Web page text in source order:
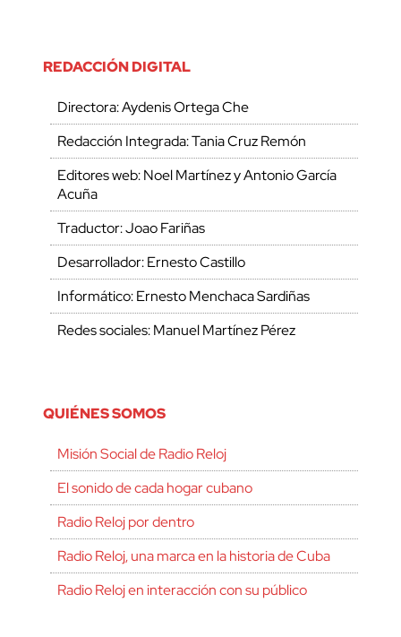
REDACCIÓN DIGITAL
Directora: Aydenis Ortega Che
Redacción Integrada: Tania Cruz Remón
Editores web: Noel Martínez y Antonio García
Acuña
Traductor: Joao Fariñas
Desarrollador: Ernesto Castillo
Informático: Ernesto Menchaca Sardiñas
Redes sociales: Manuel Martínez Pérez
QUIÉNES SOMOS
Misión Social de Radio Reloj
El sonido de cada hogar cubano
Radio Reloj por dentro
Radio Reloj, una marca en la historia de Cuba
Radio Reloj en interacción con su público